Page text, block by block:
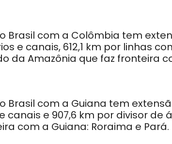
Brasil com a Colômbia tem
e canais, 612,1 km por linhas
da Amazônia que faz fronteira
Brasil com a Guiana tem
canais e 907,6 km por divisor de
com a Guiana: Roraima e Pará.